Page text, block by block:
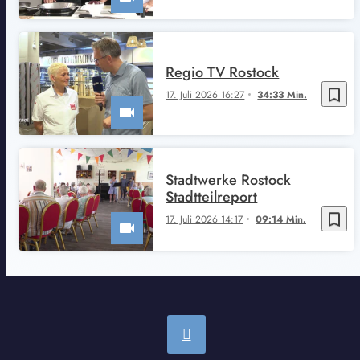
bookmark_border
17. Juli 2026 16:27 34:33 Min.
Regio TV Rostock
bookmark_border
17. Juli 2026 14:17 09:14 Min.
Stadtwerke Rostock
Stadtteilreport